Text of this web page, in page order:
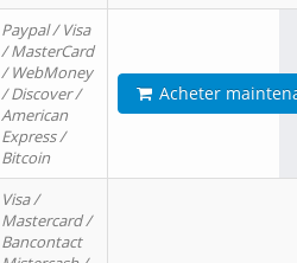
Paypal / Visa
/ MasterCard
/ WebMoney
/ Discover /
American
Express /
Bitcoin
Acheter
Visa /
Mastercard /
Bancontact